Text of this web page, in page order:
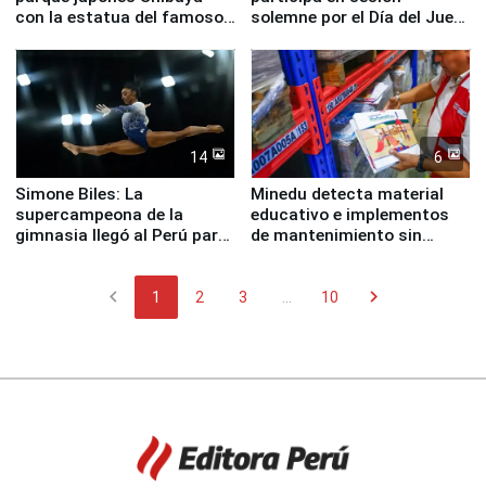
con la estatua del famoso
solemne por el Día del Juez
14
Simone Biles: La
supercampeona de la
gimnasia llegó al Perú para
Panamericanos Lima 2027
6
Minedu detecta material
educativo e implementos
de mantenimiento sin
chevron_left 1 2 3 ... 10 chevron_right